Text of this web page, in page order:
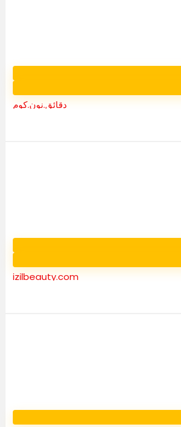
دقائق.نون.كوم
izilbeauty.com